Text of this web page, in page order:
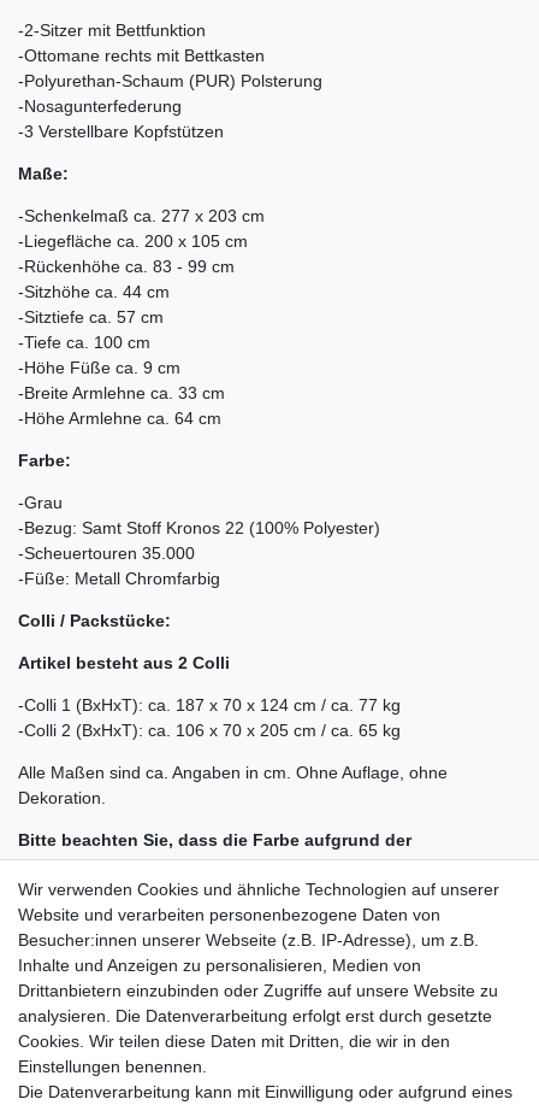
-2-Sitzer mit Bettfunktion
-Ottomane rechts mit Bettkasten
-Polyurethan-Schaum (PUR) Polsterung
-Nosagunterfederung
-3 Verstellbare Kopfstützen
Maße:
-Schenkelmaß ca. 277 x 203 cm
-Liegefläche ca. 200 x 105 cm
-Rückenhöhe ca. 83 - 99 cm
-Sitzhöhe ca. 44 cm
-Sitztiefe ca. 57 cm
-Tiefe ca. 100 cm
-Höhe Füße ca. 9 cm
-Breite Armlehne ca. 33 cm
-Höhe Armlehne ca. 64 cm
Farbe:
-Grau
-Bezug: Samt Stoff Kronos 22 (100% Polyester)
-Scheuertouren 35.000
-Füße: Metall Chromfarbig
Colli / Packstücke:
Artikel besteht aus 2 Colli
-Colli 1 (BxHxT): ca. 187 x 70 x 124 cm / ca. 77 kg
-Colli 2 (BxHxT): ca. 106 x 70 x 205 cm / ca. 65 kg
Alle Maßen sind ca. Angaben in cm. Ohne Auflage, ohne
Dekoration.
Bitte beachten Sie, dass die Farbe aufgrund der
Beschaffenheit des Stoffes, des Lichteinfalls sowie der
Bildschirmeinstellung etwas abweichen kann!
Die Lieferung erfolgt nur bis zur Bordsteinkante; die Ware wird
vom Fahrer der Spedition nicht in die Wohnung bzw. ins Haus
transportiert.
Wir verwenden Cookies und ähnliche Technologien auf unserer
Website und verarbeiten personenbezogene Daten von
Besucher:innen unserer Webseite (z.B. IP-Adresse), um z.B.
Inhalte und Anzeigen zu personalisieren, Medien von
Drittanbietern einzubinden oder Zugriffe auf unsere Website zu
analysieren. Die Datenverarbeitung erfolgt erst durch gesetzte
Cookies. Wir teilen diese Daten mit Dritten, die wir in den
Einstellungen benennen.
Die Datenverarbeitung kann mit Einwilligung oder aufgrund eines